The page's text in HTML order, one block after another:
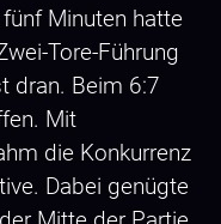
Minuten hatte
Tore-Führung
dran. Beim 6:7
Mit
die Konkurrenz
Dabei genügte